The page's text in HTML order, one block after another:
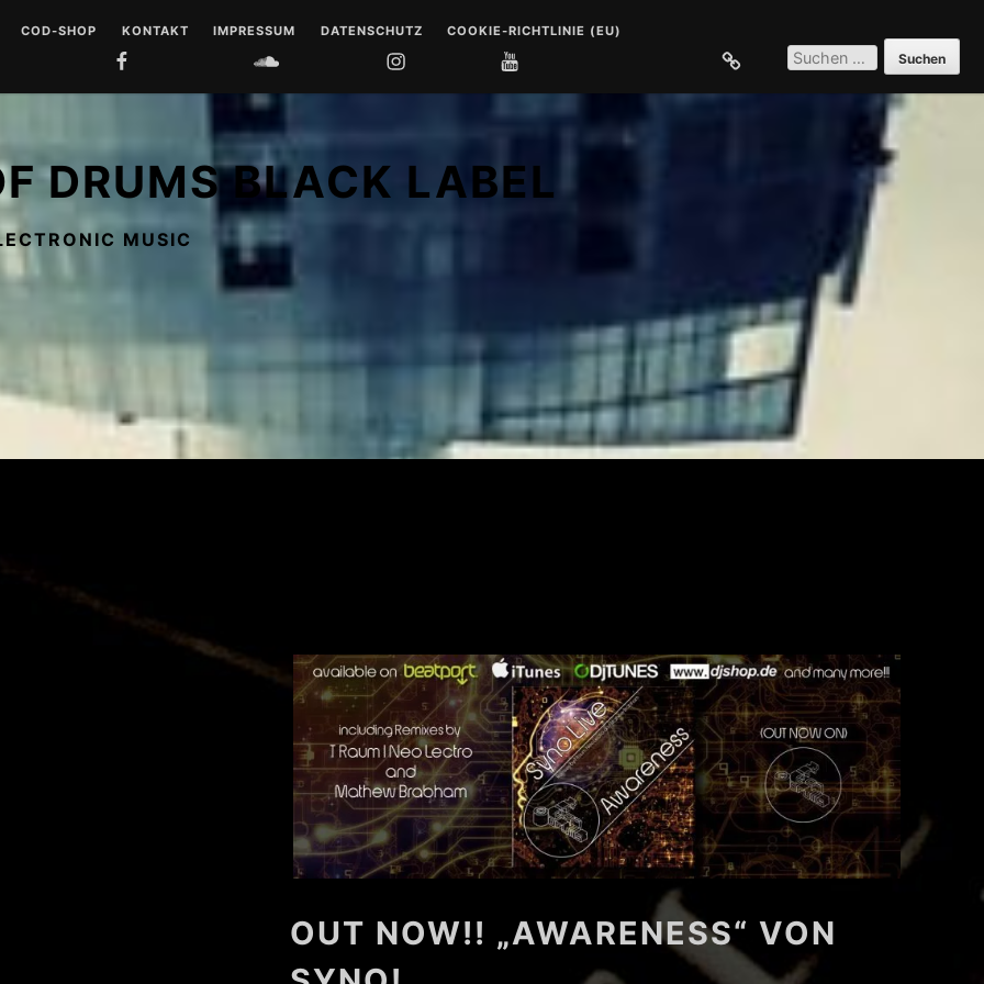
COD-SHOP KONTAKT IMPRESSUM DATENSCHUTZ COOKIE-RICHTLINIE (EU)
SOUNDCLOUD
SUCHEN
NACH:
DRUMS BLACK LABEL
MUSIC
OUT NOW!! „AWARENESS“ VON